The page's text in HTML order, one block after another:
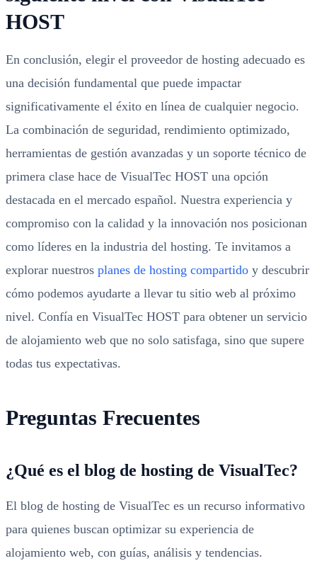
HOST
En conclusión, elegir el proveedor de hosting adecuado es
una decisión fundamental que puede impactar
significativamente el éxito en línea de cualquier negocio.
La combinación de seguridad, rendimiento optimizado,
herramientas de gestión avanzadas y un soporte técnico de
primera clase hace de VisualTec HOST una opción
destacada en el mercado español. Nuestra experiencia y
compromiso con la calidad y la innovación nos posicionan
como líderes en la industria del hosting. Te invitamos a
explorar nuestros planes de hosting compartido y descubrir
cómo podemos ayudarte a llevar tu sitio web al próximo
nivel. Confía en VisualTec HOST para obtener un servicio
de alojamiento web que no solo satisfaga, sino que supere
todas tus expectativas.
Preguntas Frecuentes
¿Qué es el blog de hosting de VisualTec?
El blog de hosting de VisualTec es un recurso informativo
para quienes buscan optimizar su experiencia de
alojamiento web, con guías, análisis y tendencias.